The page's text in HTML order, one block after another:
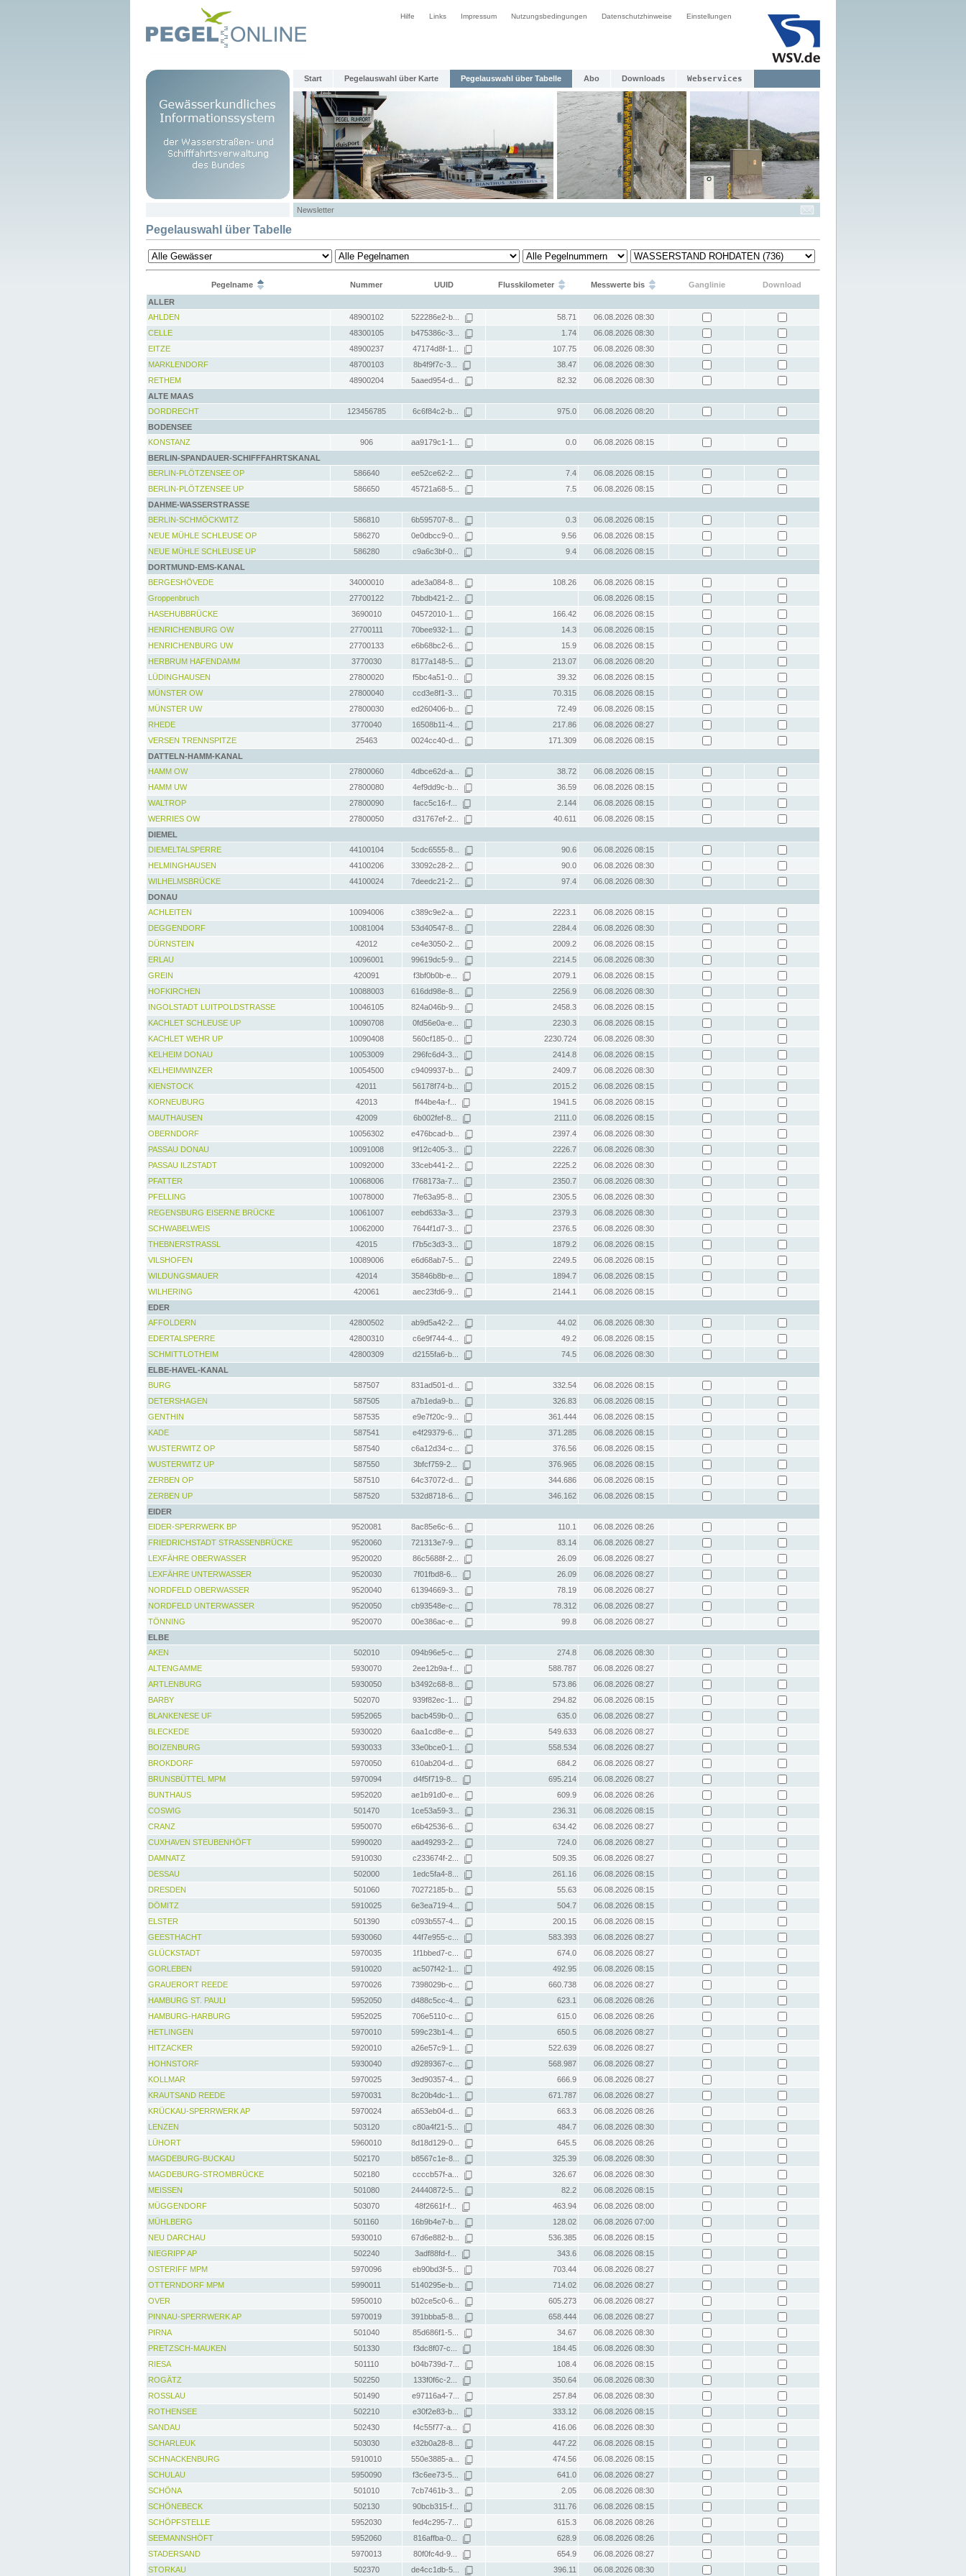
Hilfe Links Impressum Nutzungsbedingungen Datenschutzhinweise Einstellungen
Start Pegelauswahl über Karte Pegelauswahl über Tabelle Abo Downloads Webservices
Newsletter
Pegelauswahl über Tabelle
Pegelname Nummer UUID Flusskilometer Messwerte bis Ganglinie
Download
ALLER
AHLDEN
48900102 522286e2-b... 58.71
06.08.2026 08:30
CELLE
48300105 b475386c-3... 1.74
06.08.2026 08:30
EITZE
48900237 47174d8f-1... 107.75
06.08.2026 08:30
MARKLENDORF
48700103 8b4f9f7c-3... 38.47
06.08.2026 08:30
RETHEM
48900204 5aaed954-d... 82.32
06.08.2026 08:30
ALTE MAAS
DORDRECHT
123456785 6c6f84c2-b... 975.0
06.08.2026 08:20
BODENSEE
KONSTANZ
906 aa9179c1-1... 0.0
06.08.2026 08:15
BERLIN-SPANDAUER-SCHIFFFAHRTSKANAL
BERLIN-PLÖTZENSEE OP
586640 ee52ce62-2... 7.4
06.08.2026 08:15
BERLIN-PLÖTZENSEE UP
586650 45721a68-5... 7.5
06.08.2026 08:15
DAHME-WASSERSTRASSE
BERLIN-SCHMÖCKWITZ
586810 6b595707-8... 0.3
06.08.2026 08:15
NEUE MÜHLE SCHLEUSE OP
586270 0e0dbcc9-0... 9.56
06.08.2026 08:15
NEUE MÜHLE SCHLEUSE UP
586280 c9a6c3bf-0... 9.4
06.08.2026 08:15
DORTMUND-EMS-KANAL
BERGESHÖVEDE
34000010 ade3a084-8... 108.26
06.08.2026 08:15
Groppenbruch
27700122 7bbdb421-2...
06.08.2026 08:15
HASEHUBBRÜCKE
3690010 04572010-1... 166.42
06.08.2026 08:15
HENRICHENBURG OW
27700111 70bee932-1... 14.3
06.08.2026 08:15
HENRICHENBURG UW
27700133 e6b68bc2-6... 15.9
06.08.2026 08:15
HERBRUM HAFENDAMM
3770030 8177a148-5... 213.07
06.08.2026 08:20
LÜDINGHAUSEN
27800020 f5bc4a51-0... 39.32
06.08.2026 08:15
MÜNSTER OW
27800040 ccd3e8f1-3... 70.315
06.08.2026 08:15
MÜNSTER UW
27800030 ed260406-b... 72.49
06.08.2026 08:15
RHEDE
3770040 16508b11-4... 217.86
06.08.2026 08:27
VERSEN TRENNSPITZE
25463 0024cc40-d... 171.309
06.08.2026 08:15
DATTELN-HAMM-KANAL
HAMM OW
27800060 4dbce62d-a... 38.72
06.08.2026 08:15
HAMM UW
27800080 4ef9dd9c-b... 36.59
06.08.2026 08:15
WALTROP
27800090 facc5c16-f... 2.144
06.08.2026 08:15
WERRIES OW
27800050 d31767ef-2... 40.611
06.08.2026 08:15
DIEMEL
DIEMELTALSPERRE
44100104 5cdc6555-8... 90.6
06.08.2026 08:15
HELMINGHAUSEN
44100206 33092c28-2... 90.0
06.08.2026 08:30
WILHELMSBRÜCKE
44100024 7deedc21-2... 97.4
06.08.2026 08:30
DONAU
ACHLEITEN
10094006 c389c9e2-a... 2223.1
06.08.2026 08:15
DEGGENDORF
10081004 53d40547-8... 2284.4
06.08.2026 08:30
DÜRNSTEIN
42012 ce4e3050-2... 2009.2
06.08.2026 08:15
ERLAU
10096001 99619dc5-9... 2214.5
06.08.2026 08:30
GREIN
420091 f3bf0b0b-e... 2079.1
06.08.2026 08:15
HOFKIRCHEN
10088003 616dd98e-8... 2256.9
06.08.2026 08:30
INGOLSTADT LUITPOLDSTRASSE
10046105 824a046b-9... 2458.3
06.08.2026 08:15
KACHLET SCHLEUSE UP
10090708 0fd56e0a-e... 2230.3
06.08.2026 08:15
KACHLET WEHR UP
10090408 560cf185-0... 2230.724
06.08.2026 08:30
KELHEIM DONAU
10053009 296fc6d4-3... 2414.8
06.08.2026 08:15
KELHEIMWINZER
10054500 c9409937-b... 2409.7
06.08.2026 08:30
KIENSTOCK
42011 56178f74-b... 2015.2
06.08.2026 08:15
KORNEUBURG
42013 ff44be4a-f... 1941.5
06.08.2026 08:15
MAUTHAUSEN
42009 6b002fef-8... 2111.0
06.08.2026 08:15
OBERNDORF
10056302 e476bcad-b... 2397.4
06.08.2026 08:30
PASSAU DONAU
10091008 9f12c405-3... 2226.7
06.08.2026 08:30
PASSAU ILZSTADT
10092000 33ceb441-2... 2225.2
06.08.2026 08:30
PFATTER
10068006 f768173a-7... 2350.7
06.08.2026 08:30
PFELLING
10078000 7fe63a95-8... 2305.5
06.08.2026 08:30
REGENSBURG EISERNE BRÜCKE
10061007 eebd633a-3... 2379.3
06.08.2026 08:30
SCHWABELWEIS
10062000 7644f1d7-3... 2376.5
06.08.2026 08:30
THEBNERSTRASSL
42015 f7b5c3d3-3... 1879.2
06.08.2026 08:15
VILSHOFEN
10089006 e6d68ab7-5... 2249.5
06.08.2026 08:15
WILDUNGSMAUER
42014 35846b8b-e... 1894.7
06.08.2026 08:15
WILHERING
420061 aec23fd6-9... 2144.1
06.08.2026 08:15
EDER
AFFOLDERN
42800502 ab9d5a42-2... 44.02
06.08.2026 08:30
EDERTALSPERRE
42800310 c6e9f744-4... 49.2
06.08.2026 08:15
SCHMITTLOTHEIM
42800309 d2155fa6-b... 74.5
06.08.2026 08:30
ELBE-HAVEL-KANAL
BURG
587507 831ad501-d... 332.54
06.08.2026 08:15
DETERSHAGEN
587505 a7b1eda9-b... 326.83
06.08.2026 08:15
GENTHIN
587535 e9e7f20c-9... 361.444
06.08.2026 08:15
KADE
587541 e4f29379-6... 371.285
06.08.2026 08:15
WUSTERWITZ OP
587540 c6a12d34-c... 376.56
06.08.2026 08:15
WUSTERWITZ UP
587550 3bfcf759-2... 376.965
06.08.2026 08:15
ZERBEN OP
587510 64c37072-d... 344.686
06.08.2026 08:15
ZERBEN UP
587520 532d8718-6... 346.162
06.08.2026 08:15
EIDER
EIDER-SPERRWERK BP
9520081 8ac85e6c-6... 110.1
06.08.2026 08:26
FRIEDRICHSTADT STRASSENBRÜCKE
9520060 721313e7-9... 83.14
06.08.2026 08:27
LEXFÄHRE OBERWASSER
9520020 86c5688f-2... 26.09
06.08.2026 08:27
LEXFÄHRE UNTERWASSER
9520030 7f01fbd8-6... 26.09
06.08.2026 08:27
NORDFELD OBERWASSER
9520040 61394669-3... 78.19
06.08.2026 08:27
NORDFELD UNTERWASSER
9520050 cb93548e-c... 78.312
06.08.2026 08:27
TÖNNING
9520070 00e386ac-e... 99.8
06.08.2026 08:27
ELBE
AKEN
502010 094b96e5-c... 274.8
06.08.2026 08:30
ALTENGAMME
5930070 2ee12b9a-f... 588.787
06.08.2026 08:27
ARTLENBURG
5930050 b3492c68-8... 573.86
06.08.2026 08:27
BARBY
502070 939f82ec-1... 294.82
06.08.2026 08:15
BLANKENESE UF
5952065 bacb459b-0... 635.0
06.08.2026 08:27
BLECKEDE
5930020 6aa1cd8e-e... 549.633
06.08.2026 08:27
BOIZENBURG
5930033 33e0bce0-1... 558.534
06.08.2026 08:27
BROKDORF
5970050 610ab204-d... 684.2
06.08.2026 08:27
BRUNSBÜTTEL MPM
5970094 d4f5f719-8... 695.214
06.08.2026 08:27
BUNTHAUS
5952020 ae1b91d0-e... 609.9
06.08.2026 08:26
COSWIG
501470 1ce53a59-3... 236.31
06.08.2026 08:15
CRANZ
5950070 e6b42536-6... 634.42
06.08.2026 08:27
CUXHAVEN STEUBENHÖFT
5990020 aad49293-2... 724.0
06.08.2026 08:27
DAMNATZ
5910030 c233674f-2... 509.35
06.08.2026 08:27
DESSAU
502000 1edc5fa4-8... 261.16
06.08.2026 08:15
DRESDEN
501060 70272185-b... 55.63
06.08.2026 08:15
DÖMITZ
5910025 6e3ea719-4... 504.7
06.08.2026 08:15
ELSTER
501390 c093b557-4... 200.15
06.08.2026 08:15
GEESTHACHT
5930060 44f7e955-c... 583.393
06.08.2026 08:27
GLÜCKSTADT
5970035 1f1bbed7-c... 674.0
06.08.2026 08:27
GORLEBEN
5910020 ac507f42-1... 492.95
06.08.2026 08:15
GRAUERORT REEDE
5970026 7398029b-c... 660.738
06.08.2026 08:27
HAMBURG ST. PAULI
5952050 d488c5cc-4... 623.1
06.08.2026 08:26
HAMBURG-HARBURG
5952025 706e5110-c... 615.0
06.08.2026 08:26
HETLINGEN
5970010 599c23b1-4... 650.5
06.08.2026 08:27
HITZACKER
5920010 a26e57c9-1... 522.639
06.08.2026 08:27
HOHNSTORF
5930040 d9289367-c... 568.987
06.08.2026 08:27
KOLLMAR
5970025 3ed90357-4... 666.9
06.08.2026 08:27
KRAUTSAND REEDE
5970031 8c20b4dc-1... 671.787
06.08.2026 08:27
KRÜCKAU-SPERRWERK AP
5970024 a653eb04-d... 663.3
06.08.2026 08:26
LENZEN
503120 c80a4f21-5... 484.7
06.08.2026 08:30
LÜHORT
5960010 8d18d129-0... 645.5
06.08.2026 08:26
MAGDEBURG-BUCKAU
502170 b8567c1e-8... 325.39
06.08.2026 08:30
MAGDEBURG-STROMBRÜCKE
502180 ccccb57f-a... 326.67
06.08.2026 08:30
MEISSEN
501080 24440872-5... 82.2
06.08.2026 08:15
MÜGGENDORF
503070 48f2661f-f... 463.94
06.08.2026 08:00
MÜHLBERG
501160 16b9b4e7-b... 128.02
06.08.2026 07:00
NEU DARCHAU
5930010 67d6e882-b... 536.385
06.08.2026 08:15
NIEGRIPP AP
502240 3adf88fd-f... 343.6
06.08.2026 08:15
OSTERIFF MPM
5970096 eb90bd3f-5... 703.44
06.08.2026 08:27
OTTERNDORF MPM
5990011 5140295e-b... 714.02
06.08.2026 08:27
OVER
5950010 b02ce5c0-6... 605.273
06.08.2026 08:27
PINNAU-SPERRWERK AP
5970019 391bbba5-8... 658.444
06.08.2026 08:27
PIRNA
501040 85d686f1-5... 34.67
06.08.2026 08:30
PRETZSCH-MAUKEN
501330 f3dc8f07-c... 184.45
06.08.2026 08:30
RIESA
501110 b04b739d-7... 108.4
06.08.2026 08:15
ROGÄTZ
502250 133f0f6c-2... 350.64
06.08.2026 08:30
ROSSLAU
501490 e97116a4-7... 257.84
06.08.2026 08:30
ROTHENSEE
502210 e30f2e83-b... 333.12
06.08.2026 08:15
SANDAU
502430 f4c55f77-a... 416.06
06.08.2026 08:30
SCHARLEUK
503030 e32b0a28-8... 447.22
06.08.2026 08:15
SCHNACKENBURG
5910010 550e3885-a... 474.56
06.08.2026 08:15
SCHULAU
5950090 f3c6ee73-5... 641.0
06.08.2026 08:27
SCHÖNA
501010 7cb7461b-3... 2.05
06.08.2026 08:30
SCHÖNEBECK
502130 90bcb315-f... 311.76
06.08.2026 08:15
SCHÖPFSTELLE
5952030 fed4c295-7... 615.3
06.08.2026 08:26
SEEMANNSHÖFT
5952060 816affba-0... 628.9
06.08.2026 08:26
STADERSAND
5970013 80f0fc4d-9... 654.9
06.08.2026 08:27
STORKAU
502370 de4cc1db-5... 396.11 06.08.2026 08:30